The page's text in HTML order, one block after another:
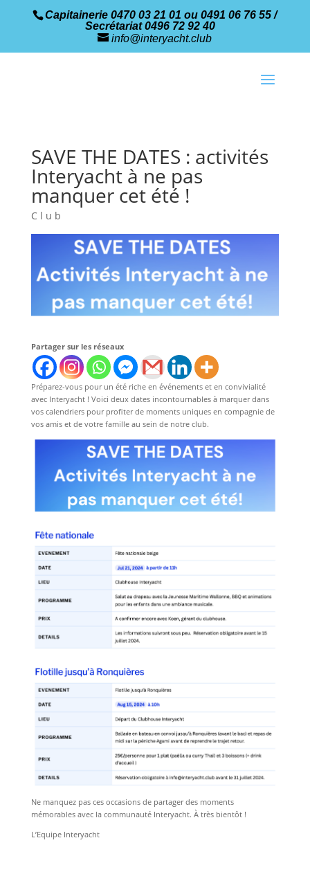
Capitainerie 0470 03 21 01 ou 0491 06 76 55 /
Secrétariat 0496 72 92 40
info@interyacht.club
SAVE THE DATES : activités
Interyacht à ne pas
manquer cet été !
Club
Partager sur les réseaux
Préparez-vous pour un été riche en événements et en convivialité
avec Interyacht ! Voici deux dates incontournables à marquer dans
vos calendriers pour profiter de moments uniques en compagnie de
vos amis et de votre famille au sein de notre club.
Ne manquez pas ces occasions de partager des moments
mémorables avec la communauté Interyacht. À très bientôt !
L’Equipe Interyacht